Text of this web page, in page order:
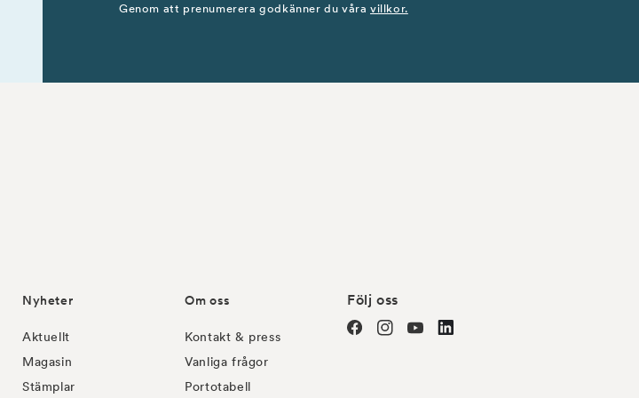
Genom att prenumerera godkänner du våravillkor.
Nyheter
Aktuellt
Magasin
Stämplar
Om oss
Kontakt & press
Vanliga frågor
Portotabell
Följ oss
FacebookInstagramYouTubelinkedin